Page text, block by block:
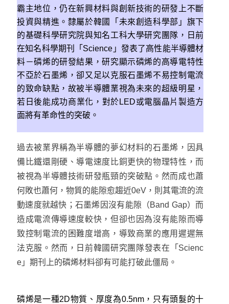
霸主地位，仍在新興材料與創新技術的研發上不斷
投資與精進。隸屬於韓國「未來創造科學部」旗下
的基礎科學研究院與知名工科大學研究團隊，日前
在知名科學期刊「Science」發表了高性能半導體材
料－磷烯的研發結果，研究顯示磷烯的高導電特性
不亞於石墨烯，卻又足以克服石墨烯不易控制電流
的致命缺點，故被半導體業視為未來的超級明星，
若日後能成功商業化，對於LED或電腦晶片製造方
面將有革命性的突破。
過去被業界稱為半導體的夢幻材料的石墨烯，因具
備比鐵還剛硬、導電速度比銅更快的物理特性，而
被視為半導體技術研發瓶頸的突破點。然而成也蕭
何敗也蕭何，物質的能隙愈趨近0eV，則其電流的流
動速度就越快；石墨烯因沒有能隙（Band Gap）而
造成電流傳導速度較快，但卻也因為沒有能隙而導
致控制電流的困難度增高，導致商業的應用遲遲無
法克服。然而，日前韓國研究團隊發表在「Scienc
e」期刊上的磷烯材料卻有可能打破此僵局。
磷烯是一種2D物質、厚度為0.5nm，只有頭髮的十